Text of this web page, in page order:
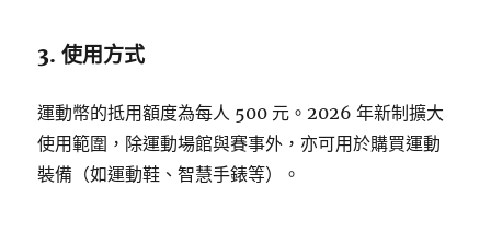
3. 使用方式
運動幣的抵用額度為每人 500 元。2026 年新制擴大
使用範圍，除運動場館與賽事外，亦可用於購買運動
裝備（如運動鞋、智慧手錶等）。